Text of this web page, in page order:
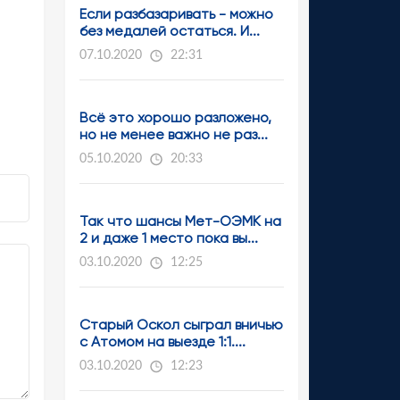
Если разбазаривать - можно
без медалей остаться. И...
07.10.2020 22:31
Всё это хорошо разложено,
но не менее важно не раз...
05.10.2020 20:33
Так что шансы Мет-ОЭМК на
2 и даже 1 место пока вы...
03.10.2020 12:25
Старый Оскол сыграл вничью
с Атомом на выезде 1:1....
03.10.2020 12:23